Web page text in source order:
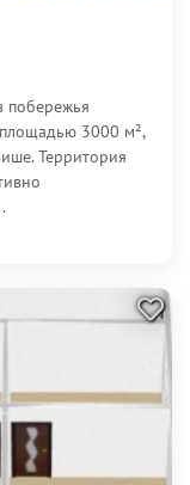
побережья
площадью 3000 м²,
Территория